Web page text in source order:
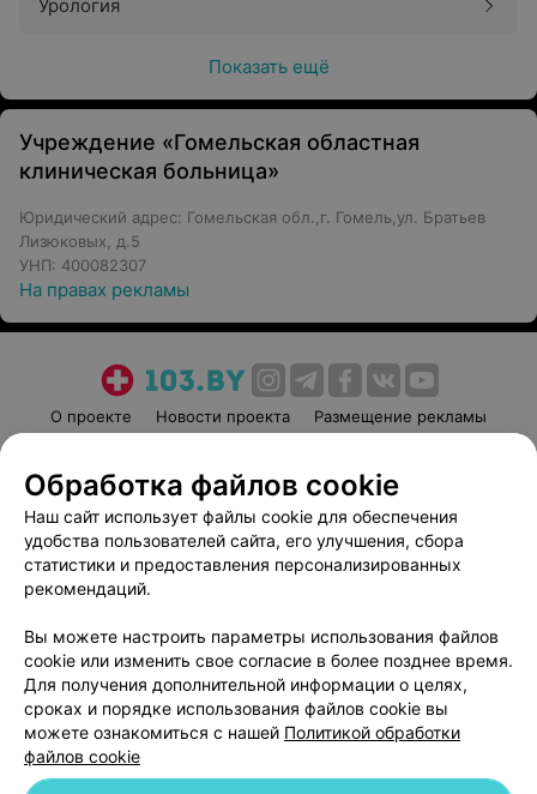
Урология
Показать ещё
Учреждение «Гомельская областная
клиническая больница»
Юридический адрес: Гомельская обл.,г. Гомель,ул. Братьев
Лизюковых, д.5
УНП: 400082307
На правах рекламы
О проекте Новости проекта
Размещение рекламы
Пользовательское соглашение
Способы оплаты
Вакансии
Партнеры
Написать руководителю 103.by
Обработка персональных данных
Обработка файлов cookie
Наш сайт использует файлы cookie для обеспечения
удобства пользователей сайта, его улучшения, сбора
статистики и предоставления персонализированных
рекомендаций.
Вы можете настроить параметры использования файлов
cookie или изменить свое согласие в более позднее время.
Для получения дополнительной информации о целях,
сроках и порядке использования файлов cookie вы
можете ознакомиться с нашей Политикой обработки
файлов cookie